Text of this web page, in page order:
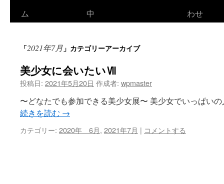
ツ
へ
ム
中
わせ
「2021年7月 」カテゴリーアーカイブ
美少女に会いたいⅦ
投稿日: 2021年5月20日 作成者: wpmaster
〜どなたでも参加できる美少女展〜 美少女でいっぱい
続きを読む →
カテゴリー: 2020年 6月, 2021年7月 | コメントする